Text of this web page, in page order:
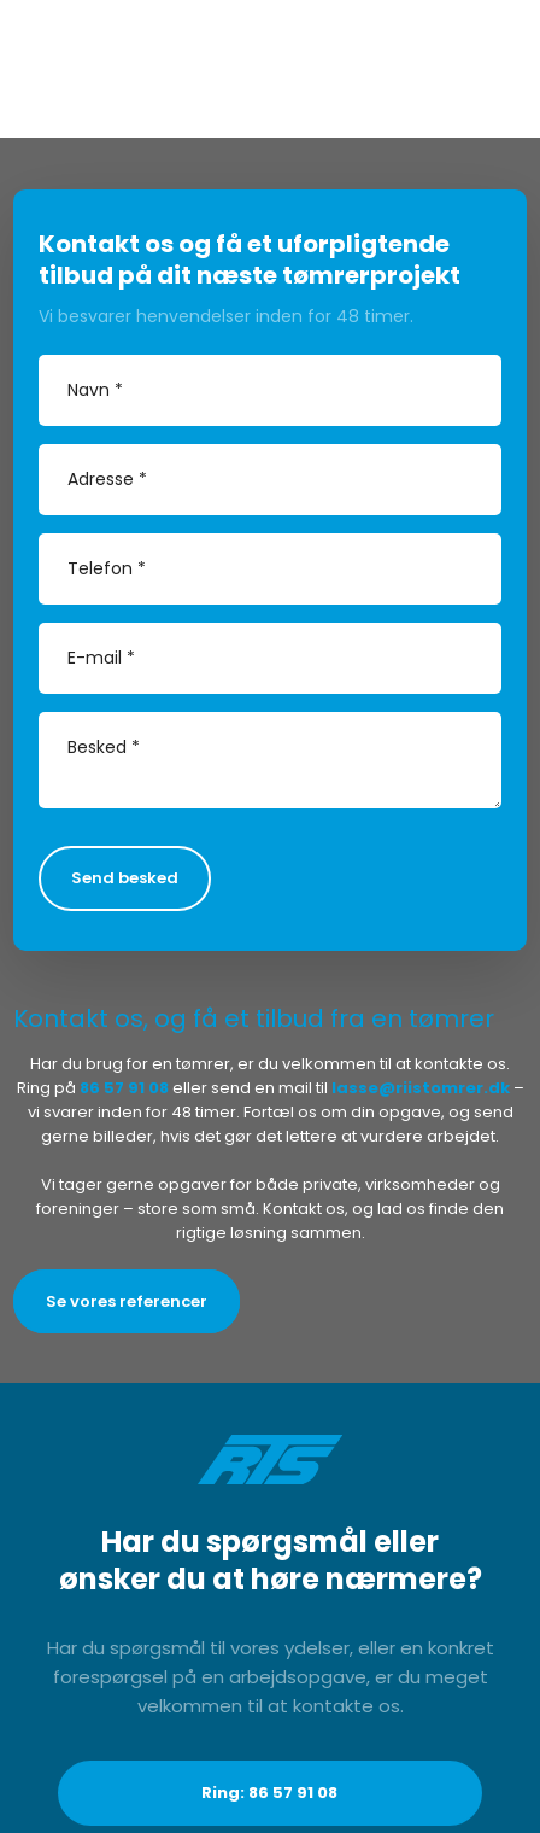
Kontakt os og få et uforpligtende
tilbud på dit næste tømrerprojekt
Vi besvarer henvendelser inden for 48 timer.
Kontakt os, og få et tilbud fra en tømrer
Har du brug for en tømrer, er du velkommen til at kontakte os.
Ring på 86 57 91 08eller send en mail til lasse@riistomrer.dk–
vi svarer inden for 48 timer. Fortæl os om din opgave, og send
gerne billeder, hvis det gør det lettere at vurdere arbejdet.
Vi tager gerne opgaver for både private, virksomheder og
foreninger – store som små. Kontakt os, og lad os finde den
rigtige løsning sammen.​
Se vores referencer
Har du spørgsmål eller
​ønsker du at høre nærmere?
​Har du spørgsmål til vores ydelser, eller en konkret
forespørgsel på en arbejdsopgave, er du meget
velkommen til at kontakte os.
Ring: 86 57 91 08